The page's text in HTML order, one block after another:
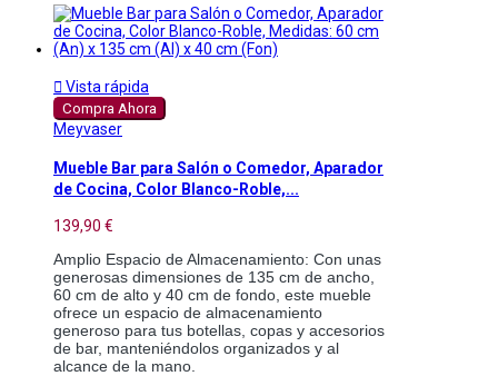
 Vista rápida
Compra Ahora
Meyvaser
Mueble Bar para Salón o Comedor, Aparador
de Cocina, Color Blanco-Roble,...
139,90 €
Amplio Espacio de Almacenamiento: Con unas
generosas dimensiones de 135 cm de ancho,
60 cm de alto y 40 cm de fondo, este mueble
ofrece un espacio de almacenamiento
generoso para tus botellas, copas y accesorios
de bar, manteniéndolos organizados y al
alcance de la mano.